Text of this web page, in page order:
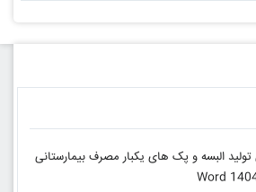
البسه و پک های یکبار مصرف بیمارستانی